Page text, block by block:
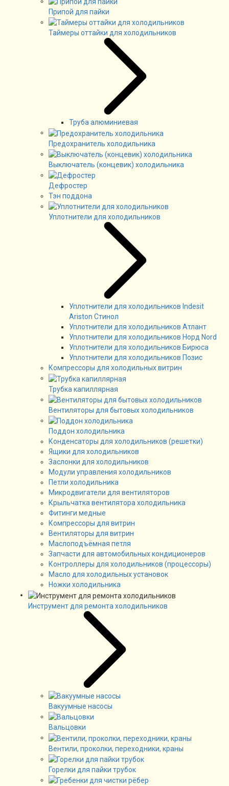
Припой для пайки
Таймеры оттайки для холодильников
Труба алюминиевая
Предохранитель холодильника
Выключатель (концевик) холодильника
Дефростер
Тэн поддона
Уплотнители для холодильников
Уплотнители для холодильников Indesit
Ariston Стинол
Уплотнители для холодильников Атлант
Уплотнители для холодильников Норд Nord
Уплотнители для холодильников Бирюса
Уплотнители для холодильников Позис
Компрессоры для холодильных витрин
Трубка капиллярная
Вентиляторы для бытовых холодильников
Поддон холодильника
Конденсаторы для холодильников (решетки)
Ящики для холодильников
Заслонки для холодильников
Модули управления холодильников
Петли холодильника
Микродвигатели для вентиляторов
Крыльчатка вентилятора холодильника
Фитинги медные
Компрессоры для витрин
Вентиляторы для витрин
Маслоподъёмная петля
Запчасти для автомобильных кондиционеров
Контроллеры для холодильников (процессоры)
Масло для холодильных установок
Ножки холодильника
Инструмент для ремонта холодильников
Вакуумные насосы
Вальцовки
Вентили, проколки, переходники, краны
Горелки для пайки трубок